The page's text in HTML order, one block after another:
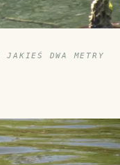
JAKIEŚ DWA METRY